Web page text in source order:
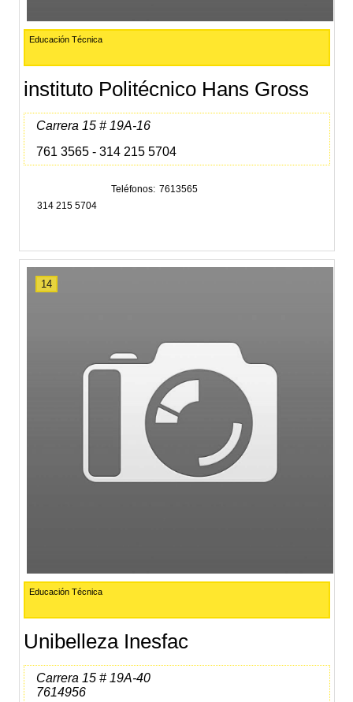
Educación Técnica
instituto Politécnico Hans Gross
Carrera 15 # 19A-16
761 3565 - 314 215 5704
Teléfonos
7613565
314 215 5704
14
Educación Técnica
Unibelleza Inesfac
Carrera 15 # 19A-40
7614956